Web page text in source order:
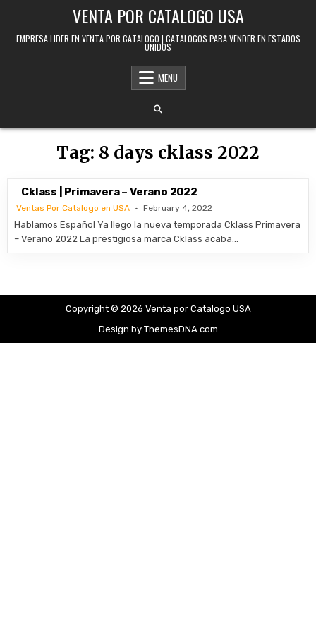
VENTA POR CATALOGO USA
EMPRESA LIDER EN VENTA POR CATALOGO | CATALOGOS PARA VENDER EN ESTADOS
UNIDOS
MENU
Tag: 8 days cklass 2022
Cklass | Primavera – Verano 2022
Ventas Por Catalogo en USA February 4, 2022
Hablamos Español Ya llego la nueva temporada Cklass Primavera
– Verano 2022 La prestigiosa marca Cklass acaba…
Copyright © 2026 Venta por Catalogo USA
Design by ThemesDNA.com